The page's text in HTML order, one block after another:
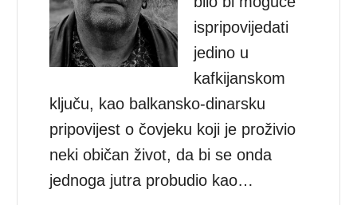
ispripovijedati
jedino u
kafkijanskom
ključu, kao balkansko-dinarsku
pripovijest o čovjeku koji je proživio
neki običan život, da bi se onda
jednoga jutra probudio kao…